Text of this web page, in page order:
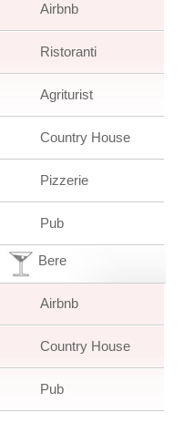
Airbnb
Ristoranti
Agriturist
Country House
Pizzerie
Pub
Bere
Airbnb
Country House
Pub